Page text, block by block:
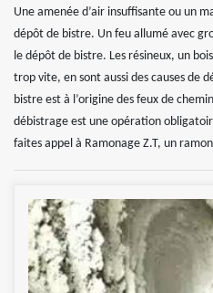
Une amenée d’air insuffisante ou un
dépôt de bistre. Un feu allumé avec
le dépôt de bistre. Les résineux, un
trop vite, en sont aussi des causes de
bistre est à l’origine des feux de
débistrage est une opération
faites appel à Ramonage Z.T, un